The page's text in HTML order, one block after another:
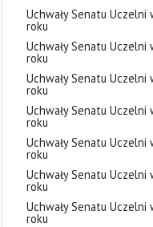
Uchwały Senatu Uczelni
roku
Uchwały Senatu Uczelni
roku
Uchwały Senatu Uczelni
roku
Uchwały Senatu Uczelni
roku
Uchwały Senatu Uczelni
roku
Uchwały Senatu Uczelni
roku
Uchwały Senatu Uczelni
roku